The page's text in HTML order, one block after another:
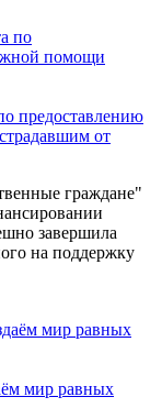
предоставлению
от
граждане"
завершила
на поддержку
мир равных